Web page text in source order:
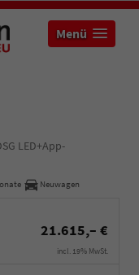
Menü
LED+App-
Neuwagen
21.615,– €
incl. 19% MwSt.